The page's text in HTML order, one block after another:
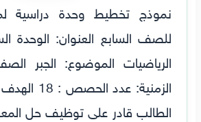
نموذج تخطيط وحدة دراسية
للصف السابع العنوان: الوحدة
الرياضيات الموضوع: الجبر
الزمنية:
الطالب قادر على توظيف حل